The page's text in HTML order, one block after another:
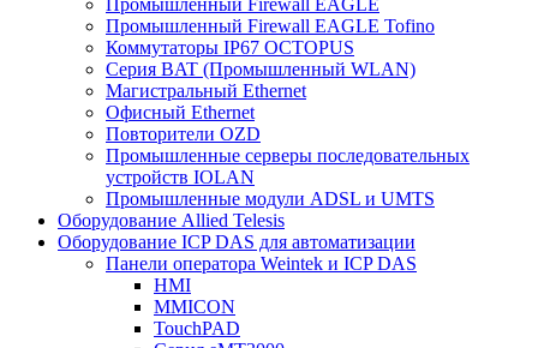
Промышленный Firewall EAGLE
Промышленный Firewall EAGLE Tofino
Коммутаторы IP67 OCTOPUS
Серия BAT (Промышленный WLAN)
Магистральный Ethernet
Офисный Ethernet
Повторители OZD
Промышленные серверы последовательных
устройств IOLAN
Промышленные модули ADSL и UMTS
Оборудование Allied Telesis
Оборудование ICP DAS для автоматизации
Панели оператора Weintek и ICP DAS
HMI
MMICON
TouchPAD